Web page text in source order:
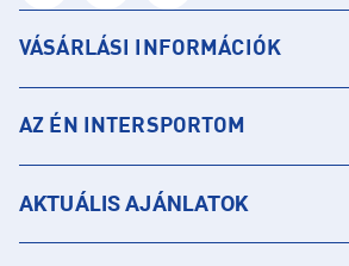
VÁSÁRLÁSI INFORMÁCIÓK
AZ ÉN INTERSPORTOM
AKTUÁLIS AJÁNLATOK